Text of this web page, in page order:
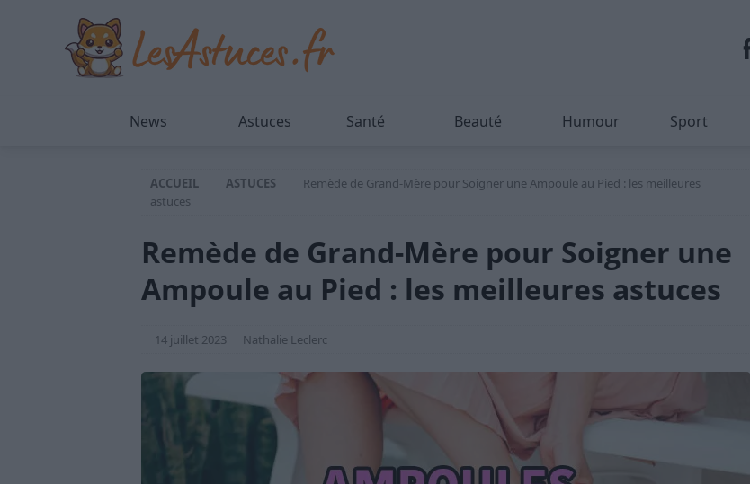
News Astuces Santé Beauté Humour Sport
ACCUEIL ASTUCES
Remède de Grand-Mère pour Soigner une Ampoule au Pied : les meilleures
astuces
Remède de Grand-Mère pour Soigner une
Ampoule au Pied : les meilleures astuces
14 juillet 2023 Nathalie Leclerc